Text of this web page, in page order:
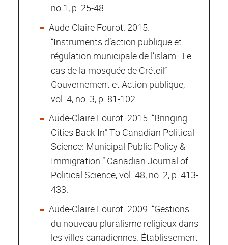
no 1, p. 25-48.
Aude-Claire Fourot. 2015.
“Instruments d’action publique et
régulation municipale de l’islam : Le
cas de la mosquée de Créteil”
Gouvernement et Action publique,
vol. 4, no. 3, p. 81-102.
Aude-Claire Fourot. 2015. “Bringing
Cities Back In” To Canadian Political
Science: Municipal Public Policy &
Immigration.” Canadian Journal of
Political Science, vol. 48, no. 2, p. 413-
433.
Aude-Claire Fourot. 2009. “Gestions
du nouveau pluralisme religieux dans
les villes canadiennes. Établissement